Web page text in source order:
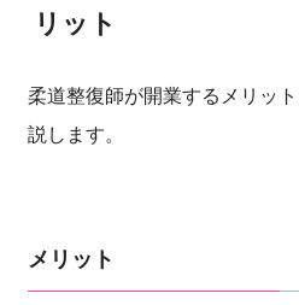
リット
柔道整復師が開業するメリッ
説します。
メリット